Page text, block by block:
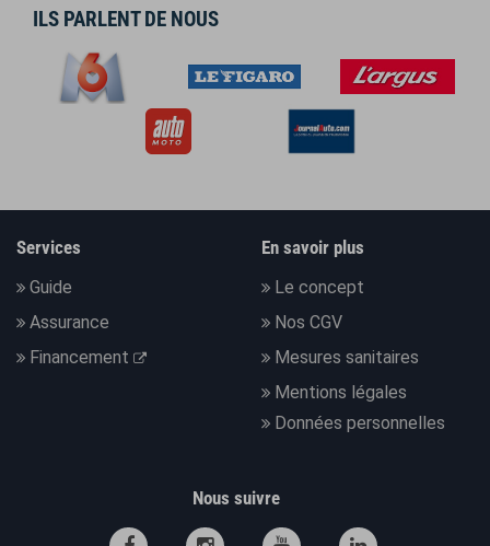
ILS PARLENT DE NOUS
Services
Guide
Assurance
Financement
En savoir plus
Le concept
Nos CGV
Mesures sanitaires
Mentions légales
Données personnelles
Nous suivre